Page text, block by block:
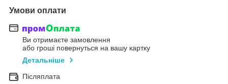
Умови оплати
Ви отримаєте замовлення
або гроші повернуться на вашу картку
Детальніше
Післяплата